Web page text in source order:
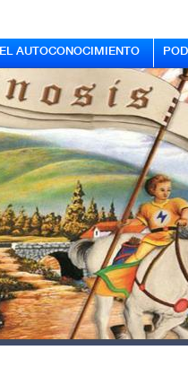
EL AUTOCONOCIMIENTO